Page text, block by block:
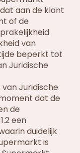
aan de klant
of de
van
beperkt tot
Juridische
van Juridische
dat de
de
een
duidelijk
is